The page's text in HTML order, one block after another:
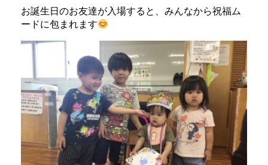
お誕生日のお友達が入場すると、みんなから祝福ム
ードに包まれます